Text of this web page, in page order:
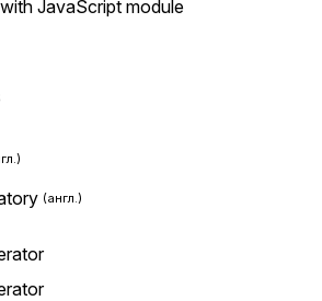
JavaScript module